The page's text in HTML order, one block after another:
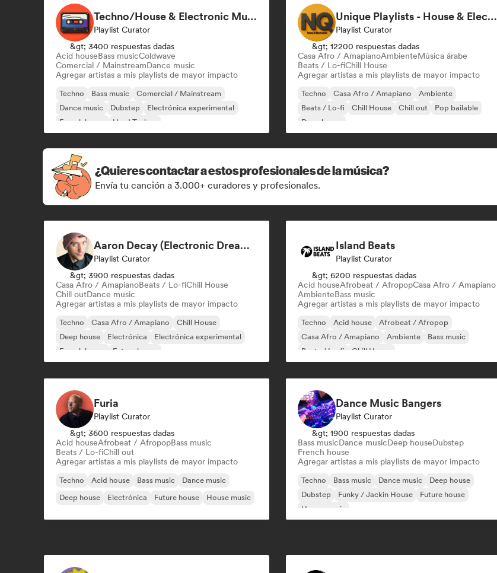
Techno/House & Electronic Music for Svea Playlists
Playlist Curator
&gt; 3400 respuestas dadas
Acid houseBass musicColdwave
Comercial / MainstreamDance music
Agregar artistas a mis playlists de mayor impacto
Techno Bass music
Comercial / Mainstream
Dance music
Dubstep
Electrónica experimental
French house
Hard Techno
Unique Playlists - House & Electronics
Playlist Curator
&gt; 12200 respuestas dadas
Casa Afro / AmapianoAmbienteMúsica árabe
Beats / Lo-fiChill House
Agregar artistas a mis playlists de mayor impacto
Techno Casa Afro / Amapiano
Ambiente
Beats / Lo-fi
Chill House Chill out
Pop bailable
Deep house
¿Quieres contactar a estos profesionales de la música?
Envía tu canción a 3.000+ curadores y profesionales.
Aaron Decay (Electronic Dream & Chill Electronic Dream playlists)
Playlist Curator
&gt; 3900 respuestas dadas
Casa Afro / AmapianoBeats / Lo-fiChill House
Chill outDance music
Agregar artistas a mis playlists de mayor impacto
Techno Casa Afro / Amapiano
Chill House
Deep house
Electrónica
Electrónica experimental
French house
Future house
Island Beats
Playlist Curator
&gt; 6200 respuestas dadas
Acid houseAfrobeat / AfropopCasa Afro / Amapiano
AmbienteBass music
Agregar artistas a mis playlists de mayor impacto
Techno Acid house
Afrobeat / Afropop
Casa Afro / Amapiano
Ambiente
Bass music
Beats / Lo-fi
Chill House
Furia
Playlist Curator
&gt; 3600 respuestas dadas
Acid houseAfrobeat / AfropopBass music
Beats / Lo-fiChill out
Agregar artistas a mis playlists de mayor impacto
Techno Acid house Bass music
Dance music
Deep house
Electrónica Future house House music
Dance Music Bangers
Playlist Curator
&gt; 1900 respuestas dadas
Bass musicDance musicDeep houseDubstep
French house
Agregar artistas a mis playlists de mayor impacto
Techno Bass music Dance music
Deep house
Dubstep
Funky / Jackin House
Future house
House music